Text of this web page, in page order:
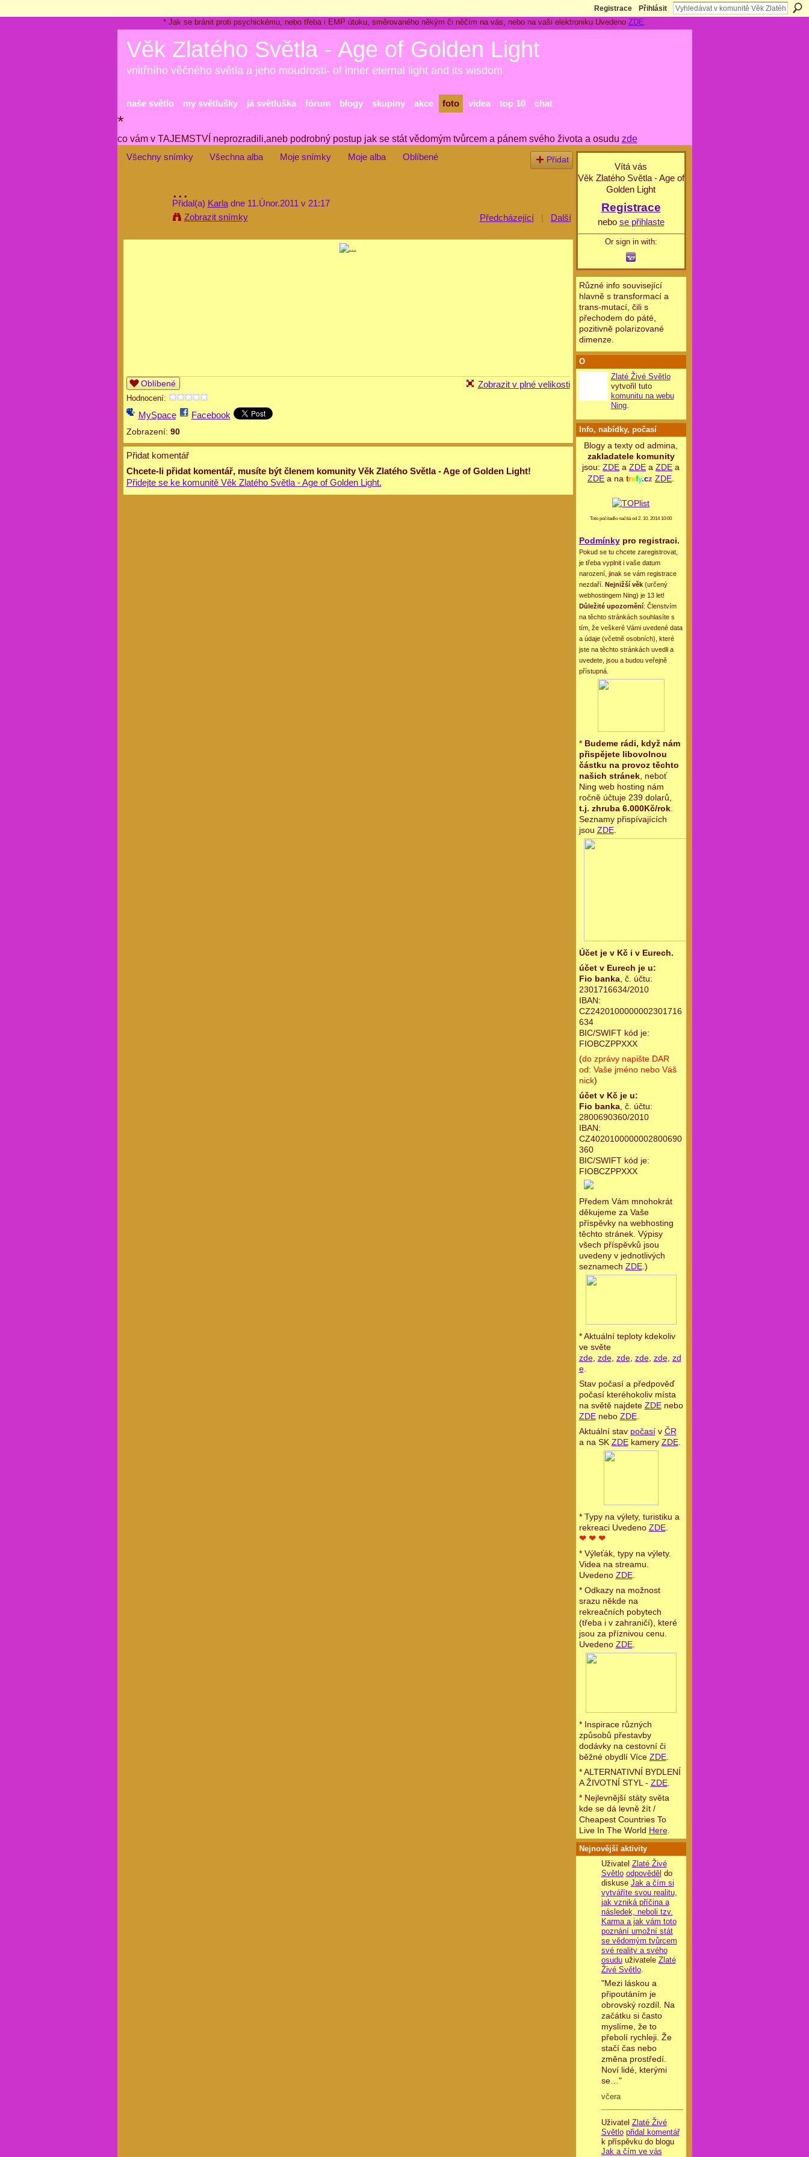
Registrace Přihlásit
* Jak se bránit proti psychickému, nebo třeba i EMP útoku, směrovaného někým či něčím na vás, nebo na vaši elektroniku Uvedeno ZDE.
Věk Zlatého Světla - Age of Golden Light
vnitřního věčného světla a jeho moudrosti- of inner eternal light and its wisdom
naše světlo my světlušky já světluška fórum blogy skupiny akce foto videa top 10 chat
*
co vám v TAJEMSTVÍ neprozradili,aneb podrobný postup jak se stát vědomým tvůrcem a pánem svého života a osudu zde
Všechny snímky
Všechna alba Moje snímky Moje alba Oblíbené Přidat
...
Přidal(a) Karladne 11.Únor.2011 v 21:17
Zobrazit snímky
Předcházející | Další
Oblíbené
Hodnocení:
MySpace Facebook
Zobrazení: 90
Zobrazit v plné velikosti
Přidat komentář
Chcete-li přidat komentář, musíte být členem komunity Věk Zlatého Světla - Age of Golden Light!
Přidejte se ke komunitě Věk Zlatého Světla - Age of Golden Light.
Vítá vás
Věk Zlatého Světla - Age of
Golden Light
Registrace
nebo se přihlaste
Or sign in with:
Různé info související
hlavně s transformací a
trans-mutací, čili s
přechodem do páté,
pozitivně polarizované
dimenze.
O
Zlaté Živé Světlo
vytvořil tuto
komunitu na webu
Ning.
Info, nabídky, počasí
Blogy a texty od admina,
zakladatele komunity
jsou: ZDE a ZDE a ZDE a
ZDE a na trefy.cz ZDE
Toto počítadlo načítá od 2. 10. 2014 10:00
Podmínkypro registraci.
Pokud se tu chcete zaregistrovat,
je třeba vyplnit i vaše datum
narození, jinak se vám registrace
nezdaří. Nejnižší věk(určený
webhostingem Ning) je 13 let!
Důležité upozornění: Členstvím
na těchto stránkách souhlasíte s
tím, že veškeré Vámi uvedené data
a údaje (včetně osobních), které
jste na těchto stránkách uvedli a
uvedete, jsou a budou veřejně
přístupná.
* Budeme rádi, když nám
přispějete libovolnou
částku na provoz těchto
našich stránek, neboť
Ning web hosting nám
ročně účtuje 239 dolarů,
t.j. zhruba 6.000Kč/rok.
Seznamy přispívajících
jsou ZDE.
Účet je v Kč i v Eurech.
účet v Eurech je u:
Fio banka, č. účtu:
2301716634/2010
IBAN:
CZ2420100000002301716
634
BIC/SWIFT kód je:
FIOBCZPPXXX
(do zprávy napište DAR
od: Vaše jméno nebo Váš
nick)
účet v Kč je u:
Fio banka, č. účtu:
2800690360/2010
IBAN:
CZ4020100000002800690
360
BIC/SWIFT kód je:
FIOBCZPPXXX
Předem Vám mnohokrát
děkujeme za Vaše
příspěvky na webhosting
těchto stránek. Výpisy
všech příspěvků jsou
uvedeny v jednotlivých
seznamech ZDE.)
* Aktuální teploty kdekoliv
ve světe
zde, zde, zde, zde, zde, zd
e.
Stav počasí a předpověď
počasí kteréhokoliv místa
na světě najdete ZDEnebo
ZDEnebo ZDE.
Aktuální stav počasív ČR
a na SK ZDEkamery ZDE.
* Typy na výlety, turistiku a
rekreaci Uvedeno ZDE.
❤ ❤ ❤
* Výleťák, typy na výlety.
Videa na streamu.
Uvedeno ZDE.
* Odkazy na možnost
srazu někde na
rekreačních pobytech
(třeba i v zahraničí), které
jsou za příznivou cenu.
Uvedeno ZDE.
* Inspirace různých
způsobů přestavby
dodávky na cestovní či
běžné obydlí Více ZDE.
* ALTERNATIVNÍ BYDLENÍ
A ŽIVOTNÍ STYL - ZDE.
* Nejlevnější státy světa
kde se dá levně žít /
Cheapest Countries To
Live In The World Here.
Nejnovější aktivity
Uživatel Zlaté Živé
Světlo odpověděl do
diskuse Jak a čím si
vytváříte svou realitu,
jak vzniká příčina a
následek, neboli tzv.
Karma a jak vám toto
poznání umožní stát
se vědomým tvůrcem
své reality a svého
osuduuživatele Zlaté
Živé Světlo.
"Mezi láskou a
připoutáním je
obrovský rozdíl. Na
začátku si často
myslíme, že to
přebolí rychleji. Že
stačí čas nebo
změna prostředí.
Noví lidé, kterými
se…"
včera
Uživatel Zlaté Živé
Světlo přidal komentář
k příspěvku do blogu
Jak a čím ve vás